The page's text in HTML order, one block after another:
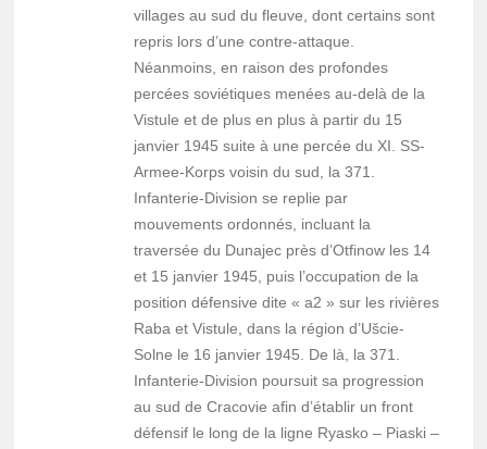
villages au sud du fleuve, dont certains sont
repris lors d’une contre-attaque.
Néanmoins, en raison des profondes
percées soviétiques menées au-delà de la
Vistule et de plus en plus à partir du 15
janvier 1945 suite à une percée du XI. SS-
Armee-Korps voisin du sud, la 371.
Infanterie-Division se replie par
mouvements ordonnés, incluant la
traversée du Dunajec près d’Otfinow les 14
et 15 janvier 1945, puis l’occupation de la
position défensive dite « a2 » sur les rivières
Raba et Vistule, dans la région d’Ušcie-
Solne le 16 janvier 1945. De là, la 371.
Infanterie-Division poursuit sa progression
au sud de Cracovie afin d’établir un front
défensif le long de la ligne Ryasko – Piaski –